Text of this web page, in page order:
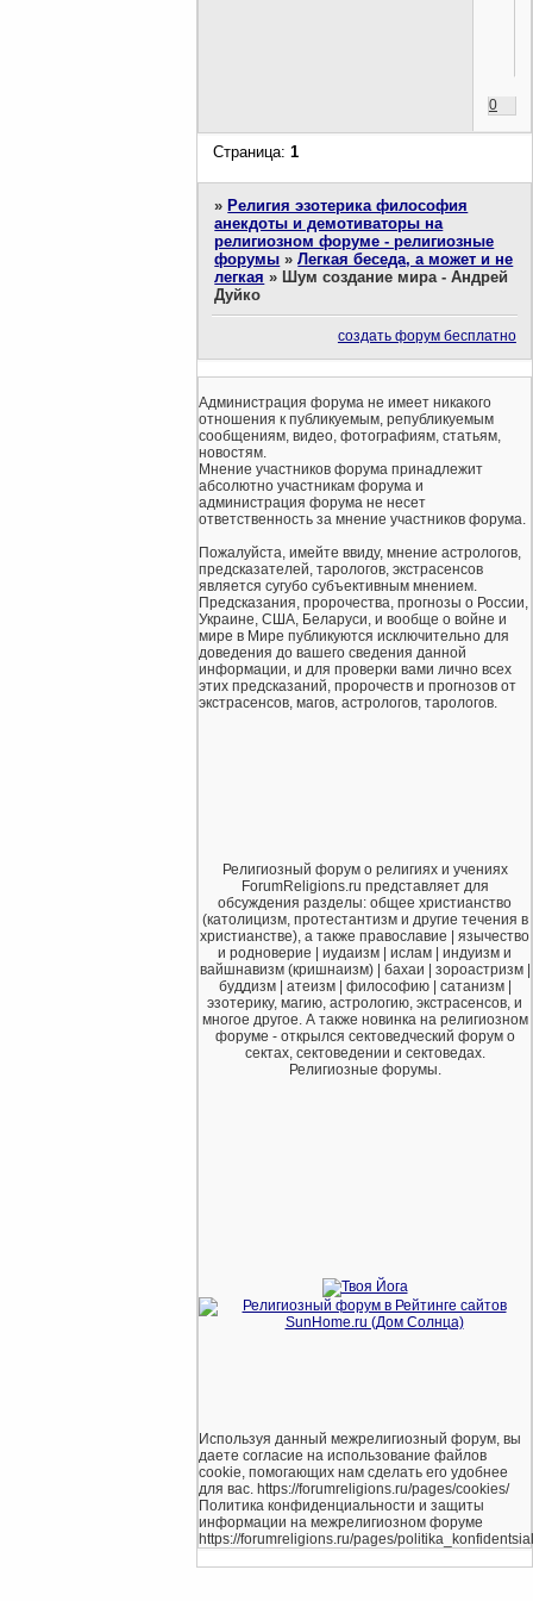
0
Страница:1
» Религия эзотерика философия
анекдоты и демотиваторы на
религиозном форуме - религиозные
форумы »Легкая беседа, а может и не
легкая » Шум создание мира - Андрей
Дуйко
создать форум бесплатно
Администрация форума не имеет никакого
отношения к публикуемым, републикуемым
сообщениям, видео, фотографиям, статьям,
новостям.
Мнение участников форума принадлежит
абсолютно участникам форума и
администрация форума не несет
ответственность за мнение участников форума.
Пожалуйста, имейте ввиду, мнение астрологов,
предсказателей, тарологов, экстрасенсов
является сугубо субъективным мнением.
Предсказания, пророчества, прогнозы о России,
Украине, США, Беларуси, и вообще о войне и
мире в Мире публикуются исключительно для
доведения до вашего сведения данной
информации, и для проверки вами лично всех
этих предсказаний, пророчеств и прогнозов от
экстрасенсов, магов, астрологов, тарологов.
Религиозный форум о религиях и учениях
ForumReligions.ru представляет для
обсуждения разделы: общее христианство
(католицизм, протестантизм и другие течения в
христианстве), а также православие | язычество
и родноверие | иудаизм | ислам | индуизм и
вайшнавизм (кришнаизм) | бахаи | зороастризм |
буддизм | атеизм | философию | сатанизм |
эзотерику, магию, астрологию, экстрасенсов, и
многое другое. А также новинка на религиозном
форуме - открылся сектоведческий форум о
сектах, сектоведении и сектоведах.
Религиозные форумы.
Используя данный межрелигиозный форум, вы
даете согласие на использование файлов
cookie, помогающих нам сделать его удобнее
для вас. https://forumreligions.ru/pages/cookies/
Политика конфиденциальности и защиты
информации на межрелигиозном форуме
https://forumreligions.ru/pages/